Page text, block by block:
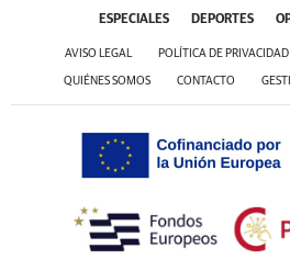
ESPECIALES DEPORTES
AVISO LEGAL POLÍTICA DE PRIVACIDAD
QUIÉNES SOMOS CONTACTO